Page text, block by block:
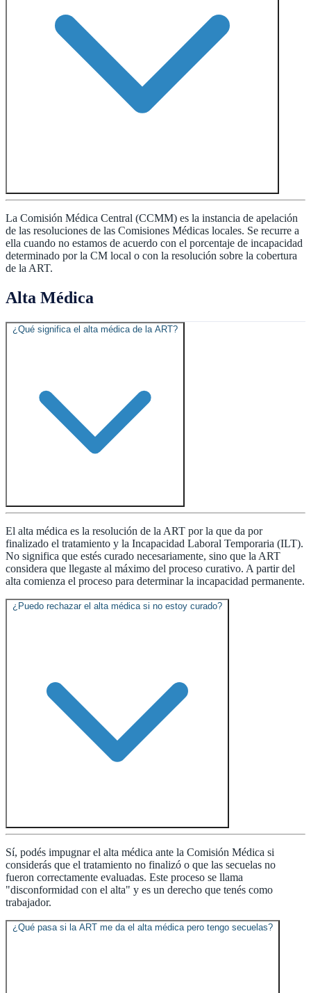
La Comisión Médica Central (CCMM) es la instancia de apelación
de las resoluciones de las Comisiones Médicas locales. Se recurre a
ella cuando no estamos de acuerdo con el porcentaje de incapacidad
determinado por la CM local o con la resolución sobre la cobertura
de la ART.
Alta Médica
El alta médica es la resolución de la ART por la que da por
finalizado el tratamiento y la Incapacidad Laboral Temporaria (ILT).
No significa que estés curado necesariamente, sino que la ART
considera que llegaste al máximo del proceso curativo. A partir del
alta comienza el proceso para determinar la incapacidad permanente.
Sí, podés impugnar el alta médica ante la Comisión Médica si
considerás que el tratamiento no finalizó o que las secuelas no
fueron correctamente evaluadas. Este proceso se llama
"disconformidad con el alta" y es un derecho que tenés como
trabajador.